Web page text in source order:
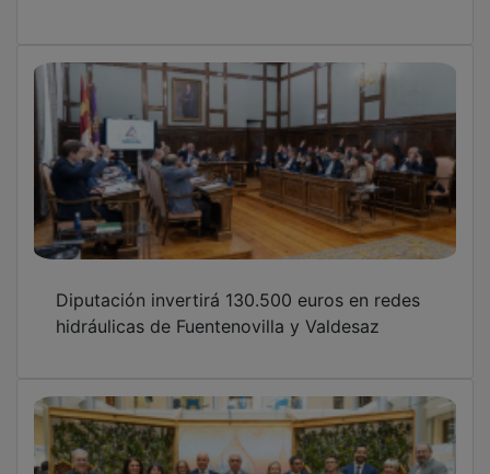
hidráulicas de Fuentenovilla y Valdesaz